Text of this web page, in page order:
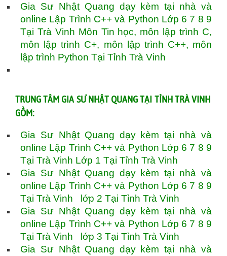
Gia Sư Nhật Quang dạy kèm tại nhà và
online Lập Trình C++ và Python Lớp 6 7 8 9
Tại Trà Vinh Môn Tin học, môn lập trình C,
môn lập trình C+, môn lập trình C++, môn
lập trình Python Tại Tỉnh Trà Vinh
TRUNG TÂM GIA SƯ NHẬT QUANG TẠI TỈNH TRÀ VINH
GỒM:
Gia Sư Nhật Quang dạy kèm tại nhà và
online Lập Trình C++ và Python Lớp 6 7 8 9
Tại Trà Vinh Lớp 1 Tại Tỉnh Trà Vinh
Gia Sư Nhật Quang dạy kèm tại nhà và
online Lập Trình C++ và Python Lớp 6 7 8 9
Tại Trà Vinh lớp 2 Tại Tỉnh Trà Vinh
Gia Sư Nhật Quang dạy kèm tại nhà và
online Lập Trình C++ và Python Lớp 6 7 8 9
Tại Trà Vinh lớp 3 Tại Tỉnh Trà Vinh
Gia Sư Nhật Quang dạy kèm tại nhà và